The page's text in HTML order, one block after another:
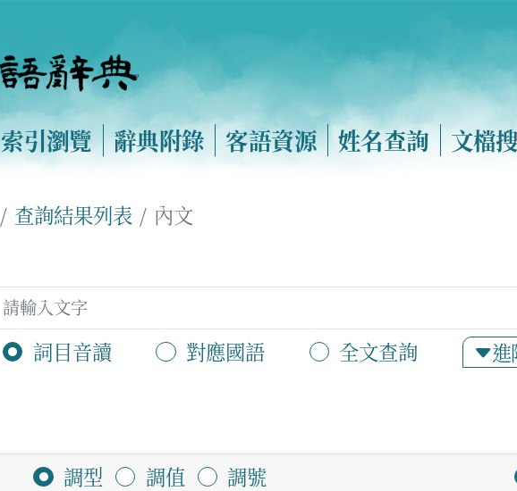
索引瀏覽 辭典附錄 客語資源 姓名查詢 文檔
查詢結果列表 內文
詞目音讀 對應國語 全文查詢 進
調型 調值 調號